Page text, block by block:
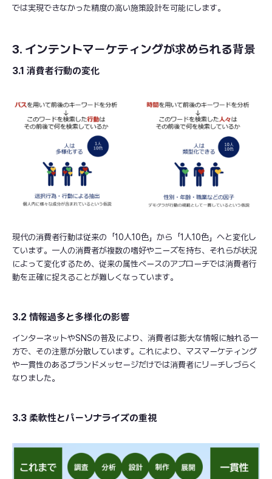
では実現できなかった精度の高い施策設計を可能にします。
3. インテントマーケティングが求められる背景
3.1 消費者行動の変化
現代の消費者行動は従来の「10人10色」から「1人10色」へと変化し
ています。一人の消費者が複数の嗜好やニーズを持ち、それらが状況
によって変化するため、従来の属性ベースのアプローチでは消費者行
動を正確に捉えることが難しくなっています。
3.2 情報過多と多様化の影響
インターネットやSNSの普及により、消費者は膨大な情報に触れる一
方で、その注意が分散しています。これにより、マスマーケティング
や一貫性のあるブランドメッセージだけでは消費者にリーチしづらく
なりました。
3.3 柔軟性とパーソナライズの重視